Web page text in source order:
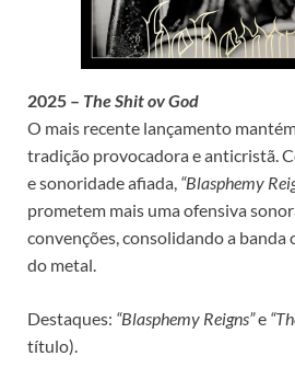
2025 – The Shit ov God
O mais recente lançamento
tradição provocadora e anticristã.
e sonoridade afiada, “Blasphemy
prometem mais uma ofensiva
convenções, consolidando a banda
do metal.
Destaques: “Blasphemy Reigns”e
título).